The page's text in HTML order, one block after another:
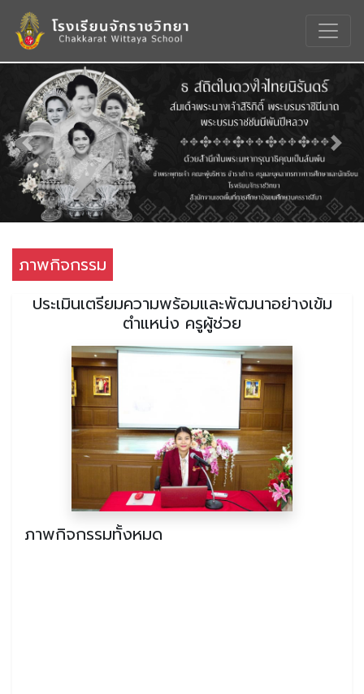
Previous Next
ภาพกิจกรรม
ประเมินเตรียมความพร้อมและพัฒนาอย่างเข้ม
ตำแหน่ง ครูผู้ช่วย
ภาพกิจกรรมทั้งหมด